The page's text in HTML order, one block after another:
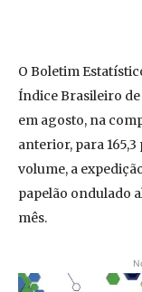
O Boletim
Índice Brasileiro de
em agosto, na
anterior, para
volume, a
papelão ondulado
mês.